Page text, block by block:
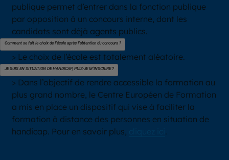
publique permet d’entrer dans la fonction publique
par opposition à un concours interne, dont les
candidats sont déjà agents publics.
Comment se fait le choix de l’école après l’obtention du concours ?
> Le choix de l’école est totalement aléatoire.
JE SUIS EN SITUATION DE HANDICAP, PUIS-JE M’INSCRIRE ?
> Dans l’objectif de rendre accessible la formation au
plus grand nombre, le Centre Européen de Formation
a mis en place un dispositif qui vise à faciliter la
formation à distance des personnes en situation de
handicap. Pour en savoir plus,
.